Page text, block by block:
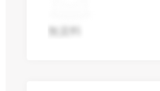
無資料